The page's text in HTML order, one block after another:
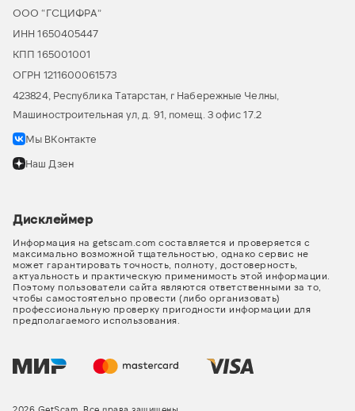
ООО “ГСЦИФРА”
ИНН 1650405447
КПП 165001001
ОГРН 1211600061573
423824, Республика Татарстан, г Набережные Челны,
Машиностроительная ул, д. 91, помещ. 3 офис 17.2
Мы ВКонтакте
Наш Дзен
Дисклеймер
Информация на getscam.com составляется и проверяется с
максимально возможной тщательностью, однако сервис не
может гарантировать точность, полноту, достоверность,
актуальность и практическую применимость этой информации.
Поэтому пользователи сайта являются ответственными за то,
чтобы самостоятельно провести (либо организовать)
профессиональную проверку пригодности информации для
предполагаемого использования.